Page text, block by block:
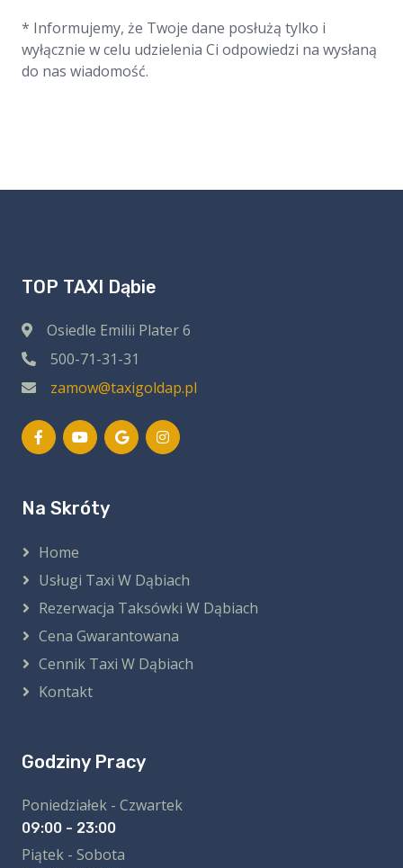
* Informujemy, że Twoje dane posłużą tylko i
wyłącznie w celu udzielenia Ci odpowiedzi na wysłaną
do nas wiadomość.
TOP TAXI Dąbie
Osiedle Emilii Plater 6
500-71-31-31
zamow@taxigoldap.pl
Na Skróty
Home
Usługi Taxi W Dąbiach
Rezerwacja Taksówki W Dąbiach
Cena Gwarantowana
Cennik Taxi W Dąbiach
Kontakt
Godziny Pracy
Poniedziałek - Czwartek
09:00 - 23:00
Piątek - Sobota